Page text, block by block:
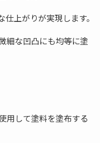
上がりが実現します。
細な凹凸にも均等に塗
用して塗料を塗布する